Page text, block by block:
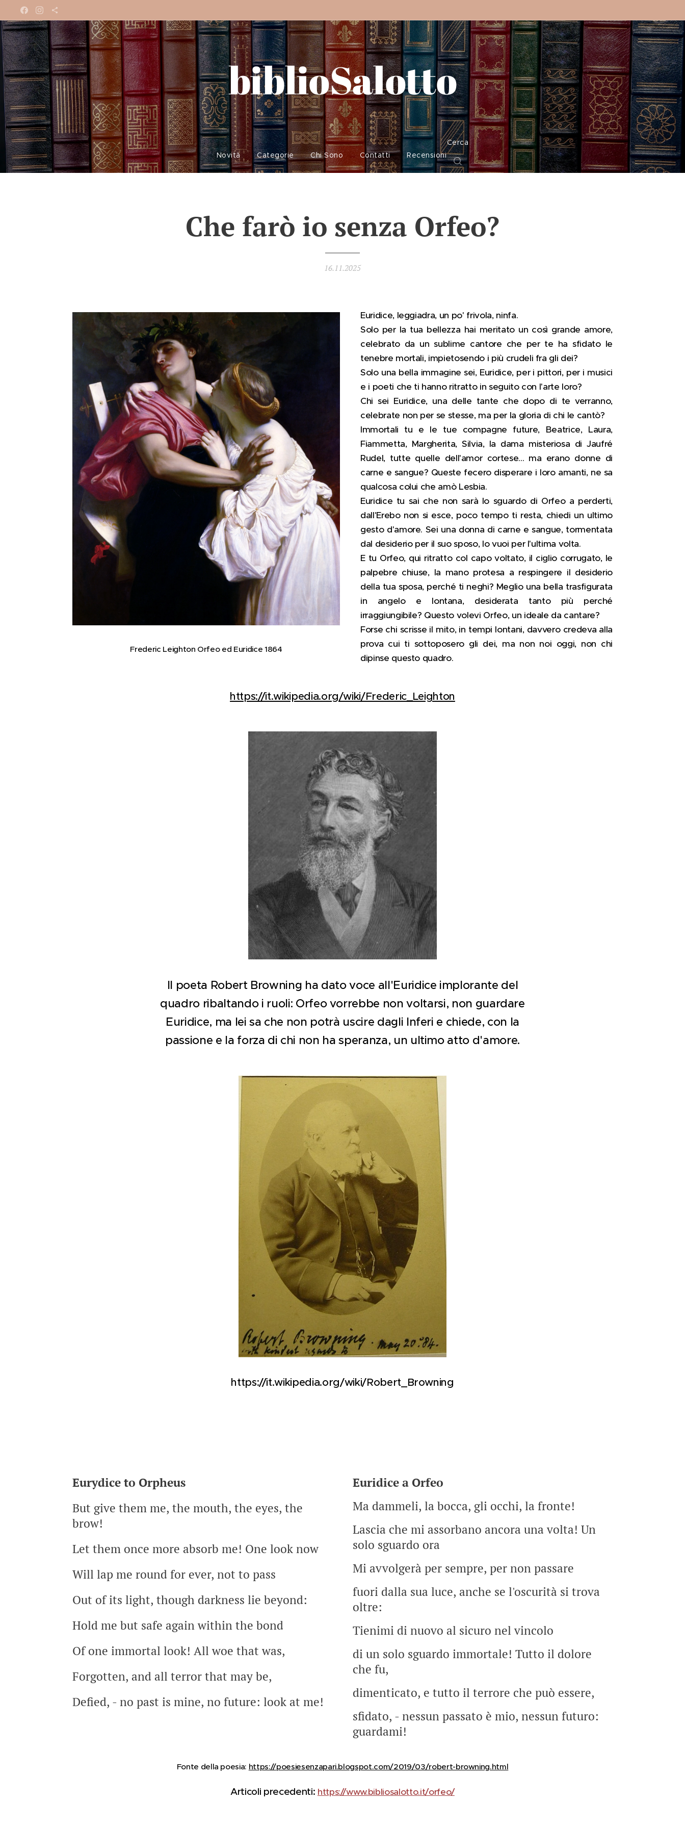
biblioSalotto
Novità Categorie Chi Sono Contatti Recensioni
Cerca
Che farò io senza Orfeo?
16.11.2025
Frederic Leighton Orfeo ed Euridice 1864
Euridice, leggiadra, un po' frivola, ninfa.
Solo per la tua bellezza hai meritato un così grande amore,
celebrato da un sublime cantore che per te ha sfidato le
tenebre mortali, impietosendo i più crudeli fra gli dei?
Solo una bella immagine sei, Euridice, per i pittori, per i musici
e i poeti che ti hanno ritratto in seguito con l'arte loro?
Chi sei Euridice, una delle tante che dopo di te verranno,
celebrate non per se stesse, ma per la gloria di chi le cantò?
Immortali tu e le tue compagne future, Beatrice, Laura,
Fiammetta, Margherita, Silvia, la dama misteriosa di Jaufré
Rudel, tutte quelle dell'amor cortese... ma erano donne di
carne e sangue? Queste fecero disperare i loro amanti, ne sa
qualcosa colui che amò Lesbia.
Euridice tu sai che non sarà lo sguardo di Orfeo a perderti,
dall'Erebo non si esce, poco tempo ti resta, chiedi un ultimo
gesto d'amore. Sei una donna di carne e sangue, tormentata
dal desiderio per il suo sposo, lo vuoi per l'ultima volta.
E tu Orfeo, qui ritratto col capo voltato, il ciglio corrugato, le
palpebre chiuse, la mano protesa a respingere il desiderio
della tua sposa, perché ti neghi? Meglio una bella trasfigurata
in angelo e lontana, desiderata tanto più perché
irraggiungibile? Questo volevi Orfeo, un ideale da cantare?
Forse chi scrisse il mito, in tempi lontani, davvero credeva alla
prova cui ti sottoposero gli dei, ma non noi oggi, non chi
dipinse questo quadro.
https://it.wikipedia.org/wiki/Frederic_Leighton
Il poeta Robert Browning ha dato voce all'Euridice implorante del
quadro ribaltando i ruoli: Orfeo vorrebbe non voltarsi, non guardare
Euridice, ma lei sa che non potrà uscire dagli Inferi e chiede, con la
passione e la forza di chi non ha speranza, un ultimo atto d'amore.
https://it.wikipedia.org/wiki/Robert_Browning
Eurydice to Orpheus
But give them me, the mouth, the eyes, the
brow!
Let them once more absorb me! One look now
Will lap me round for ever, not to pass
Out of its light, though darkness lie beyond:
Hold me but safe again within the bond
Of one immortal look! All woe that was,
Forgotten, and all terror that may be,
Defied, - no past is mine, no future: look at me!
Euridice a Orfeo
Ma dammeli, la bocca, gli occhi, la fronte!
Lascia che mi assorbano ancora una volta! Un
solo sguardo ora
Mi avvolgerà per sempre, per non passare
fuori dalla sua luce, anche se l'oscurità si trova
oltre:
Tienimi di nuovo al sicuro nel vincolo
di un solo sguardo immortale! Tutto il dolore
che fu,
dimenticato, e tutto il terrore che può essere,
sfidato, - nessun passato è mio, nessun futuro:
guardami!
Fonte della poesia: https://poesiesenzapari.blogspot.com/2019/03/robert-browning.html
Articoli precedenti: https://www.bibliosalotto.it/orfeo/